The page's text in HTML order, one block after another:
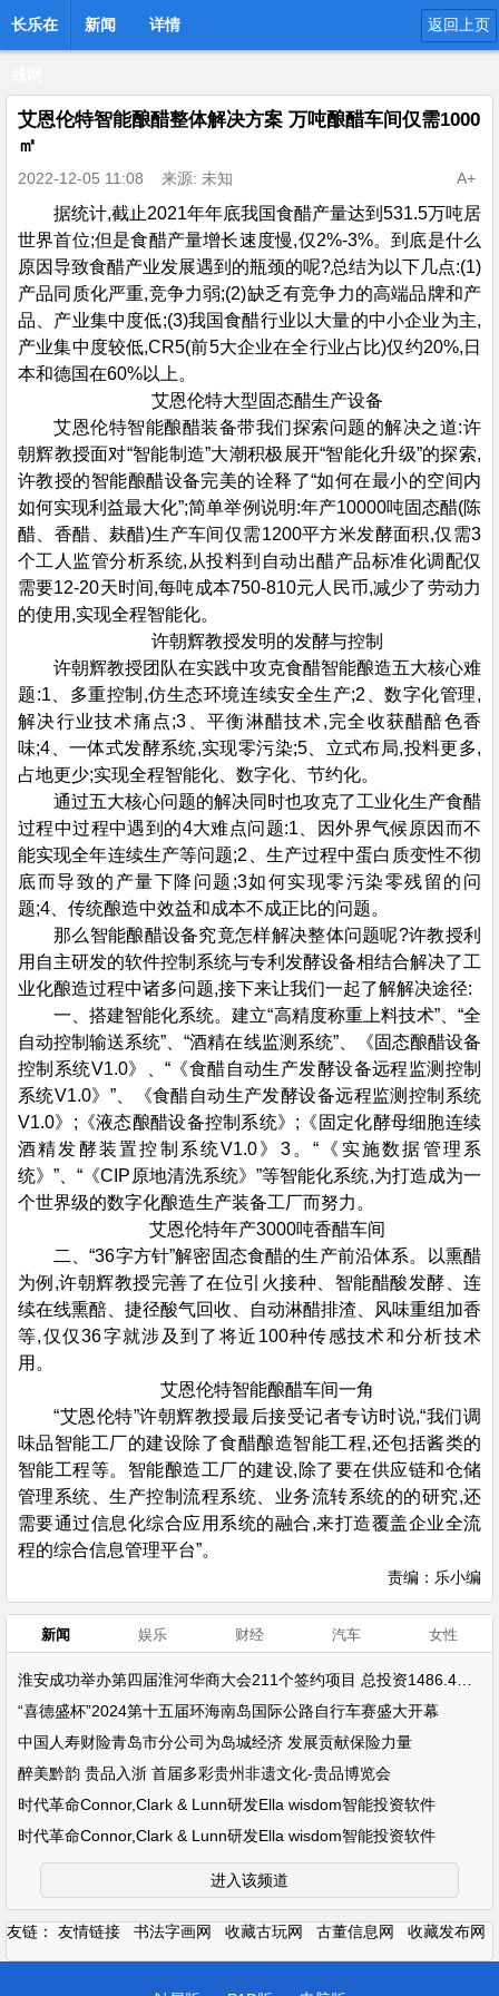
长乐在 新闻 详情 返回上页
艾恩伦特智能酿醋整体解决方案 万吨酿醋车间仅需1000
㎡
2022-12-05 11:08 来源: 未知 A+
据统计,截止2021年年底我国食醋产量达到531.5万吨居
世界首位;但是食醋产量增长速度慢,仅2%-3%。到底是什么
原因导致食醋产业发展遇到的瓶颈的呢?总结为以下几点:(1)
产品同质化严重,竞争力弱;(2)缺乏有竞争力的高端品牌和产
品、产业集中度低;(3)我国食醋行业以大量的中小企业为主,
产业集中度较低,CR5(前5大企业在全行业占比)仅约20%,日
本和德国在60%以上。
艾恩伦特大型固态醋生产设备
艾恩伦特智能酿醋装备带我们探索问题的解决之道:许
朝辉教授面对“智能制造”大潮积极展开“智能化升级”的探索,
许教授的智能酿醋设备完美的诠释了“如何在最小的空间内
如何实现利益最大化”;简单举例说明:年产10000吨固态醋(陈
醋、香醋、麸醋)生产车间仅需1200平方米发酵面积,仅需3
个工人监管分析系统,从投料到自动出醋产品标准化调配仅
需要12-20天时间,每吨成本750-810元人民币,减少了劳动力
的使用,实现全程智能化。
许朝辉教授发明的发酵与控制
许朝辉教授团队在实践中攻克食醋智能酿造五大核心难
题:1、多重控制,仿生态环境连续安全生产;2、数字化管理,
解决行业技术痛点;3、平衡淋醋技术,完全收获醋醅色香
味;4、一体式发酵系统,实现零污染;5、立式布局,投料更多,
占地更少;实现全程智能化、数字化、节约化。
通过五大核心问题的解决同时也攻克了工业化生产食醋
过程中过程中遇到的4大难点问题:1、因外界气候原因而不
能实现全年连续生产等问题;2、生产过程中蛋白质变性不彻
底而导致的产量下降问题;3如何实现零污染零残留的问
题;4、传统酿造中效益和成本不成正比的问题。
那么智能酿醋设备究竟怎样解决整体问题呢?许教授利
用自主研发的软件控制系统与专利发酵设备相结合解决了工
业化酿造过程中诸多问题,接下来让我们一起了解解决途径:
一、搭建智能化系统。建立“高精度称重上料技术”、“全
自动控制输送系统”、“酒精在线监测系统”、《固态酿醋设备
控制系统V1.0》、“《食醋自动生产发酵设备远程监测控制
系统V1.0》”、《食醋自动生产发酵设备远程监测控制系统
V1.0》;《液态酿醋设备控制系统》;《固定化酵母细胞连续
酒精发酵装置控制系统V1.0》3。“《实施数据管理系
统》”、“《CIP原地清洗系统》”等智能化系统,为打造成为一
个世界级的数字化酿造生产装备工厂而努力。
艾恩伦特年产3000吨香醋车间
二、“36字方针”解密固态食醋的生产前沿体系。以熏醋
为例,许朝辉教授完善了在位引火接种、智能醋酸发酵、连
续在线熏醅、捷径酸气回收、自动淋醋排渣、风味重组加香
等,仅仅36字就涉及到了将近100种传感技术和分析技术
用。
艾恩伦特智能酿醋车间一角
“艾恩伦特”许朝辉教授最后接受记者专访时说,“我们调
味品智能工厂的建设除了食醋酿造智能工程,还包括酱类的
智能工程等。智能酿造工厂的建设,除了要在供应链和仓储
管理系统、生产控制流程系统、业务流转系统的的研究,还
需要通过信息化综合应用系统的融合,来打造覆盖企业全流
程的综合信息管理平台”。
责编：乐小编
新闻 娱乐 财经 汽车 女性
“喜德盛杯”2024第十五届环海南岛国际公路自行车赛盛大开幕
中国人寿财险青岛市分公司为岛城经济 发展贡献保险力量
醉美黔韵 贵品入浙 首届多彩贵州非遗文化-贵品博览会
时代革命Connor,Clark & Lunn研发Ella wisdom智能投资软件
时代革命Connor,Clark & Lunn研发Ella wisdom智能投资软件
进入该频道
友链： 友情链接 书法字画网 收藏古玩网 古董信息网 收藏发布网